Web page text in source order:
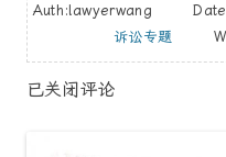
Auth:lawyerwang
诉讼专题
已关闭评论